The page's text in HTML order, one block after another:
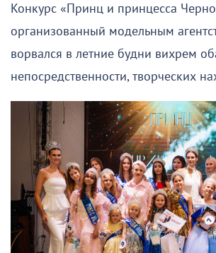
Конкурс «Принц и принцесса
организованный модельным
ворвался в летние будни вихрем
непосредственности, творческих